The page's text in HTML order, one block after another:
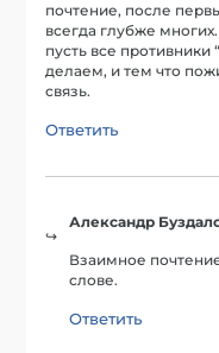
почтение, после
всегда глубже
пусть все
делаем, и тем что
связь.
Ответить
Александр
Взаимное
слове.
Ответить